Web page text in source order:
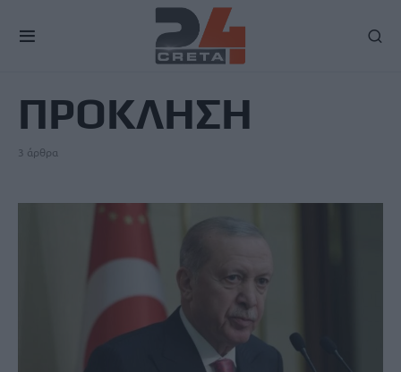
ΠΡΟΚΛΗΣΗ
3 άρθρα